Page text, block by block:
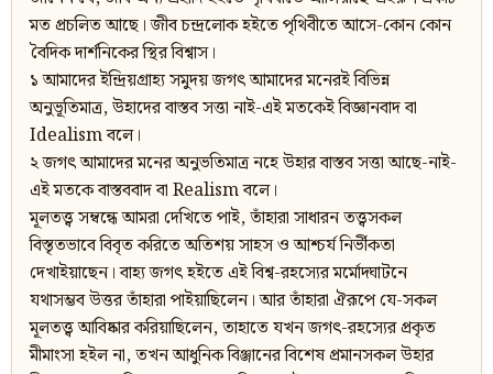
মত প্রচলিত আছে। জীব চন্দ্রলোক হইতে পৃথিবীতে আসে-কোন কোন
বৈদিক দার্শনিকের স্থির বিশ্বাস।
১ আমাদের ইন্দ্রিয়গ্রাহ্য সমুদয় জগৎ আমাদের মনেরই বিভিন্ন
অনুভূতিমাত্র, উহাদের বাস্তব সত্তা নাই-এই মতকেই বিজ্ঞানবাদ বা
Idealism বলে।
২ জগৎ আমাদের মনের অনুভতিমাত্র নহে উহার বাস্তব সত্তা আছে-নাই-
এই মতকে বাস্তববাদ বা Realism বলে।
মূলতত্ত্ব সম্বন্ধে আমরা দেখিতে পাই, তাঁহারা সাধারন তত্ত্বসকল
বিস্তৃতভাবে বিবৃত করিতে অতিশয় সাহস ও আশ্চর্য নির্ভীকতা
দেখাইয়াছেন। বাহ্য জগৎ হইতে এই বিশ্ব-রহস্যের মর্মোদ্ঘাটনে
যথাসম্ভব উত্তর তাঁহারা পাইয়াছিলেন। আর তাঁহারা ঐরূপে যে-সকল
মূলতত্ত্ব আবিষ্কার করিয়াছিলেন, তাহাতে যখন জগৎ-রহস্যের প্রকৃত
মীমাংসা হইল না, তখন আধুনিক বিঞ্জানের বিশেষ প্রমানসকল উহার